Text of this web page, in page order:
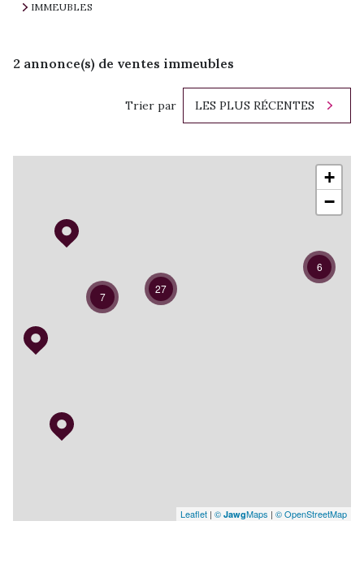
IMMEUBLES
2 annonce(s) de ventes immeubles
Trier par LES PLUS RÉCENTES
7
6
27
+
−
Leaflet | © JawgMaps | © OpenStreetMap